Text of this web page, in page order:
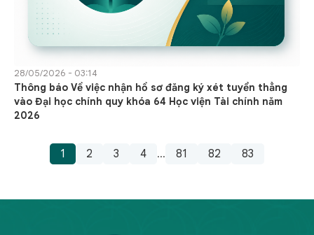
28/05/2026 - 03:14
Thông báo Về việc nhận hồ sơ đăng ký xét tuyển thẳng
vào Đại học chính quy khóa 64 Học viện Tài chính năm
2026
1 2 3 4 ... 81 82 83